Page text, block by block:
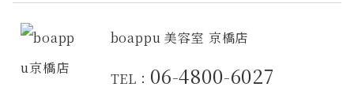
boappu 美容室 京橋店
TEL： 06-4800-6027